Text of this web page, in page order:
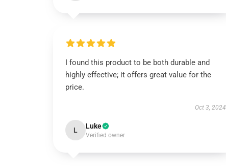
I found this product to be both durable and
highly effective; it offers great value for the
price.
Oct 3, 2024
L Luke
Verified owner